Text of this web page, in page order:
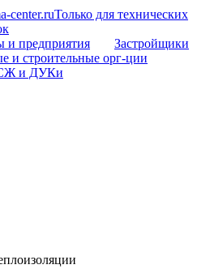
center.ruТолько для технических
и предприятия
Застройщики
и строительные орг-ции
и ДУКи